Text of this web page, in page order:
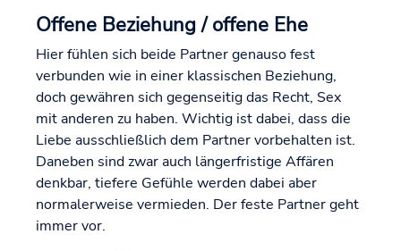
Offene Beziehung / offene Ehe
Hier fühlen sich beide Partner genauso fest
verbunden wie in einer klassischen Beziehung,
doch gewähren sich gegenseitig das Recht, Sex
mit anderen zu haben. Wichtig ist dabei, dass die
Liebe ausschließlich dem Partner vorbehalten ist.
Daneben sind zwar auch längerfristige Affären
denkbar, tiefere Gefühle werden dabei aber
normalerweise vermieden. Der feste Partner geht
immer vor.